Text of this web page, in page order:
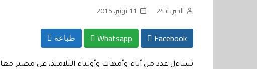
الخبرية 24 11 نونبر، 2015
Facebook
Whatsapp طباعة
تساءل عدد من أباء وأمهات وأولياء التلاميذ، عن مصير